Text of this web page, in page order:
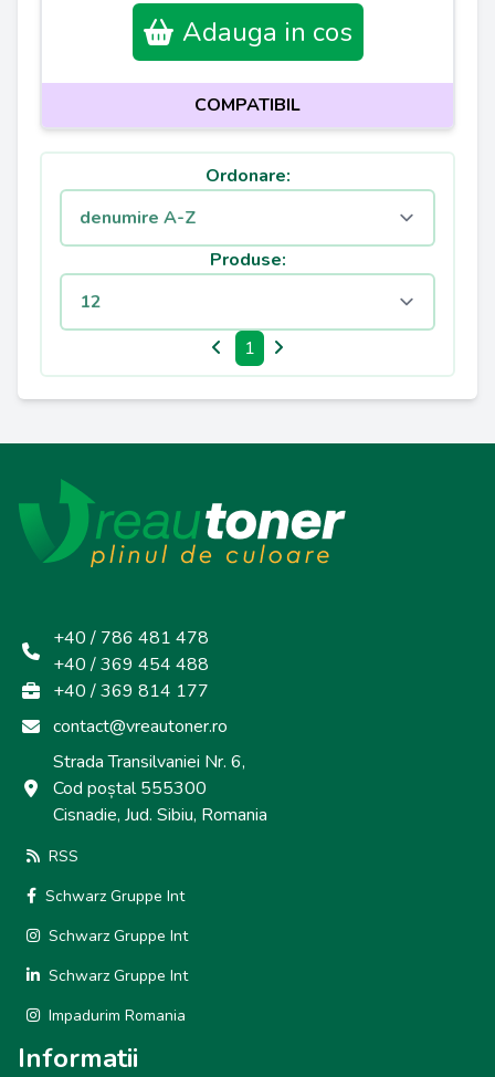
Adauga in cos
COMPATIBIL
Ordonare:
Produse:
1
+40 / 786 481 478
+40 / 369 454 488
+40 / 369 814 177
contact@vreautoner.ro
Strada Transilvaniei Nr. 6,
Cod poștal 555300
Cisnadie, Jud. Sibiu, Romania
RSS
Schwarz Gruppe Int
Schwarz Gruppe Int
Schwarz Gruppe Int
Impadurim Romania
Informatii